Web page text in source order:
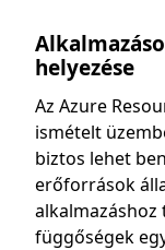
helyezése
Az Azure
ismételt
biztos lehet
erőforrások
függőségek